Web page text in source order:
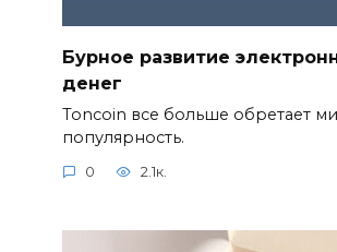
Бурное развитие
денег
Toncoin все больше обретает
популярность.
0 2.1к.